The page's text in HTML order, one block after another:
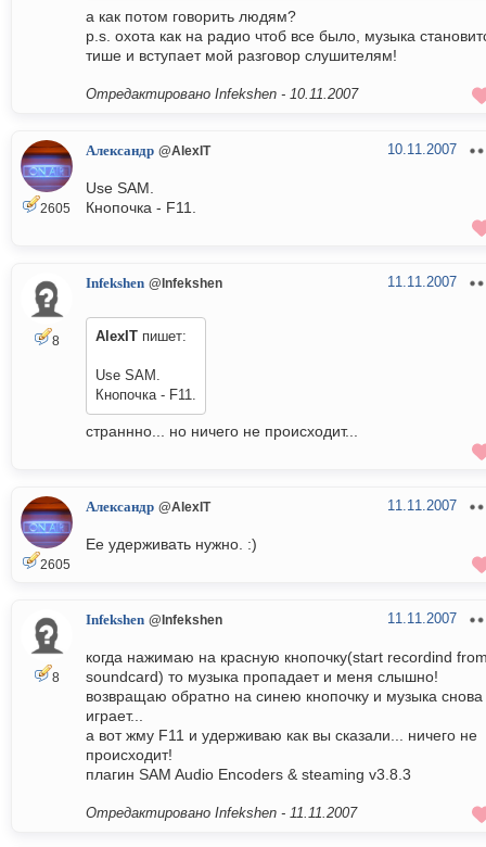
а как потом говорить людям?
p.s. охота как на радио чтоб все было, музыка
тише и вступает мой разговор слушителям!
Отредактировано Infekshen - 10.11.2007
2605
Александр @AlexIT 10.11.2007
Use SAM.
Кнопочка - F11.
8
Infekshen @Infekshen 11.11.2007
AlexIT пишет:
Use SAM.
Кнопочка - F11.
страннно... но ничего не происходит...
2605
Александр @AlexIT 11.11.2007
Ее удерживать нужно. :)
8
Infekshen @Infekshen 11.11.2007
когда нажимаю на красную кнопочку(start recordind
soundcard) то музыка пропадает и меня слышно!
возвращаю обратно на синею кнопочку и музыка снова
играет...
а вот жму F11 и удерживаю как вы сказали... ничего не
происходит!
плагин SAM Audio Encoders & steaming v3.8.3
Отредактировано Infekshen - 11.11.2007